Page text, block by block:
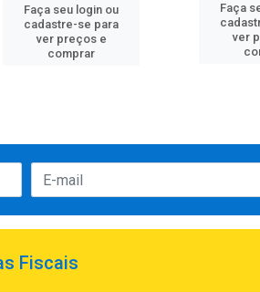
Faça seu login ou
cadastre-se para
ver preços e
comprar
Faça
ver
Fiscais